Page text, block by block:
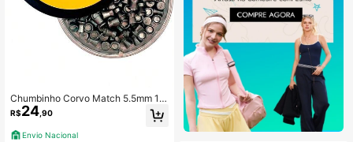
Chumbinho Corvo Match 5.5mm 12
5un Premium Precisão 14,35gr Pont
a Chata Para Alvo de Papel
R$24 ,90
Envio Nacional